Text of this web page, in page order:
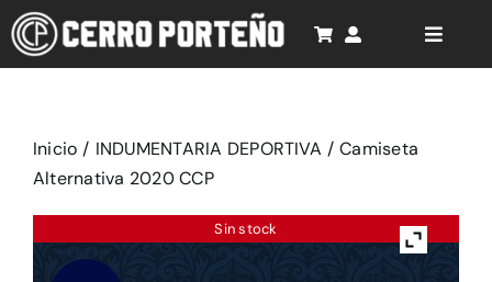
Saltar
al
contenido
Toggle
Cancionero
Productos
Inicio / INDUMENTARIA DEPORTIVA / Camiseta
Alternativa 2020 CCP
Sin stock